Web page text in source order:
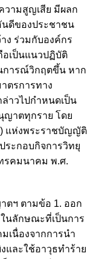
วามสูญเสีย มีผลก
นดีของประชาชน
ง ร่วมกับองค์กร
อเป็นแนวปฏิบัติ
การณ์วิกฤตขึ้น หาก
ตรการทาง
ล่าวไปกำหนดเป็น
ญาตทุกราย โดย
แห่งพระราชบัญญัติ
ระกอบกิจการวิทยุ
รคมนาคม พ.ศ.
ตฯ ตามข้อ 1. ออก
นลักษณะที่เป็นการ
เนื่องจากการนำ
และใช้อาวุธทำร้าย